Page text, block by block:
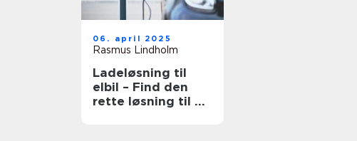
06. april 2025
Rasmus Lindholm
Ladeløsning til
elbil – Find den
rette løsning til dit